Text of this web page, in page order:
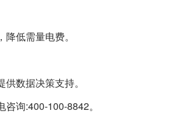
低需量电费。
数据决策支持。
询:400-100-8842。